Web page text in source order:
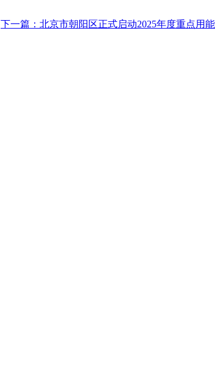
下一篇：北京市朝阳区正式启动2025年度重点用